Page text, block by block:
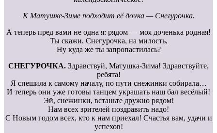
К Матушке-Зиме подходит её дочка — Снегурочка.
А теперь пред вами не одна я: рядом — моя доченька родная!
Ты скажи, Снегурочка, на милость,
Ну куда же ты запропастилась?
СНЕГУРОЧКА. Здравствуй, Матушка-Зима! Здравствуйте,
ребята!
Я спешила к самому началу, по пути снежинки собирала…
И теперь они уже готовы танцем украшать наш бал весёлый!
Эй, снежинки, встаньте дружно рядом!
Нам всех зрителей поздравить надо!
С Новым годом всех, кто к нам приехал! Счастья вам, удачи и
успехов!